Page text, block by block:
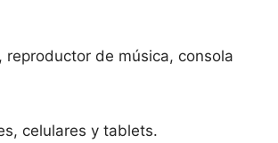
de música, consola
celulares y tablets.